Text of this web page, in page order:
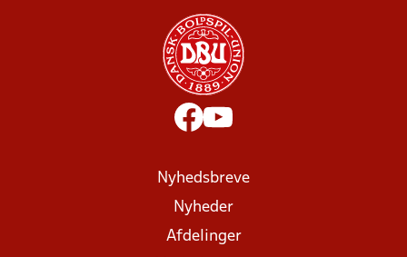
Nyhedsbreve
Nyheder
Afdelinger